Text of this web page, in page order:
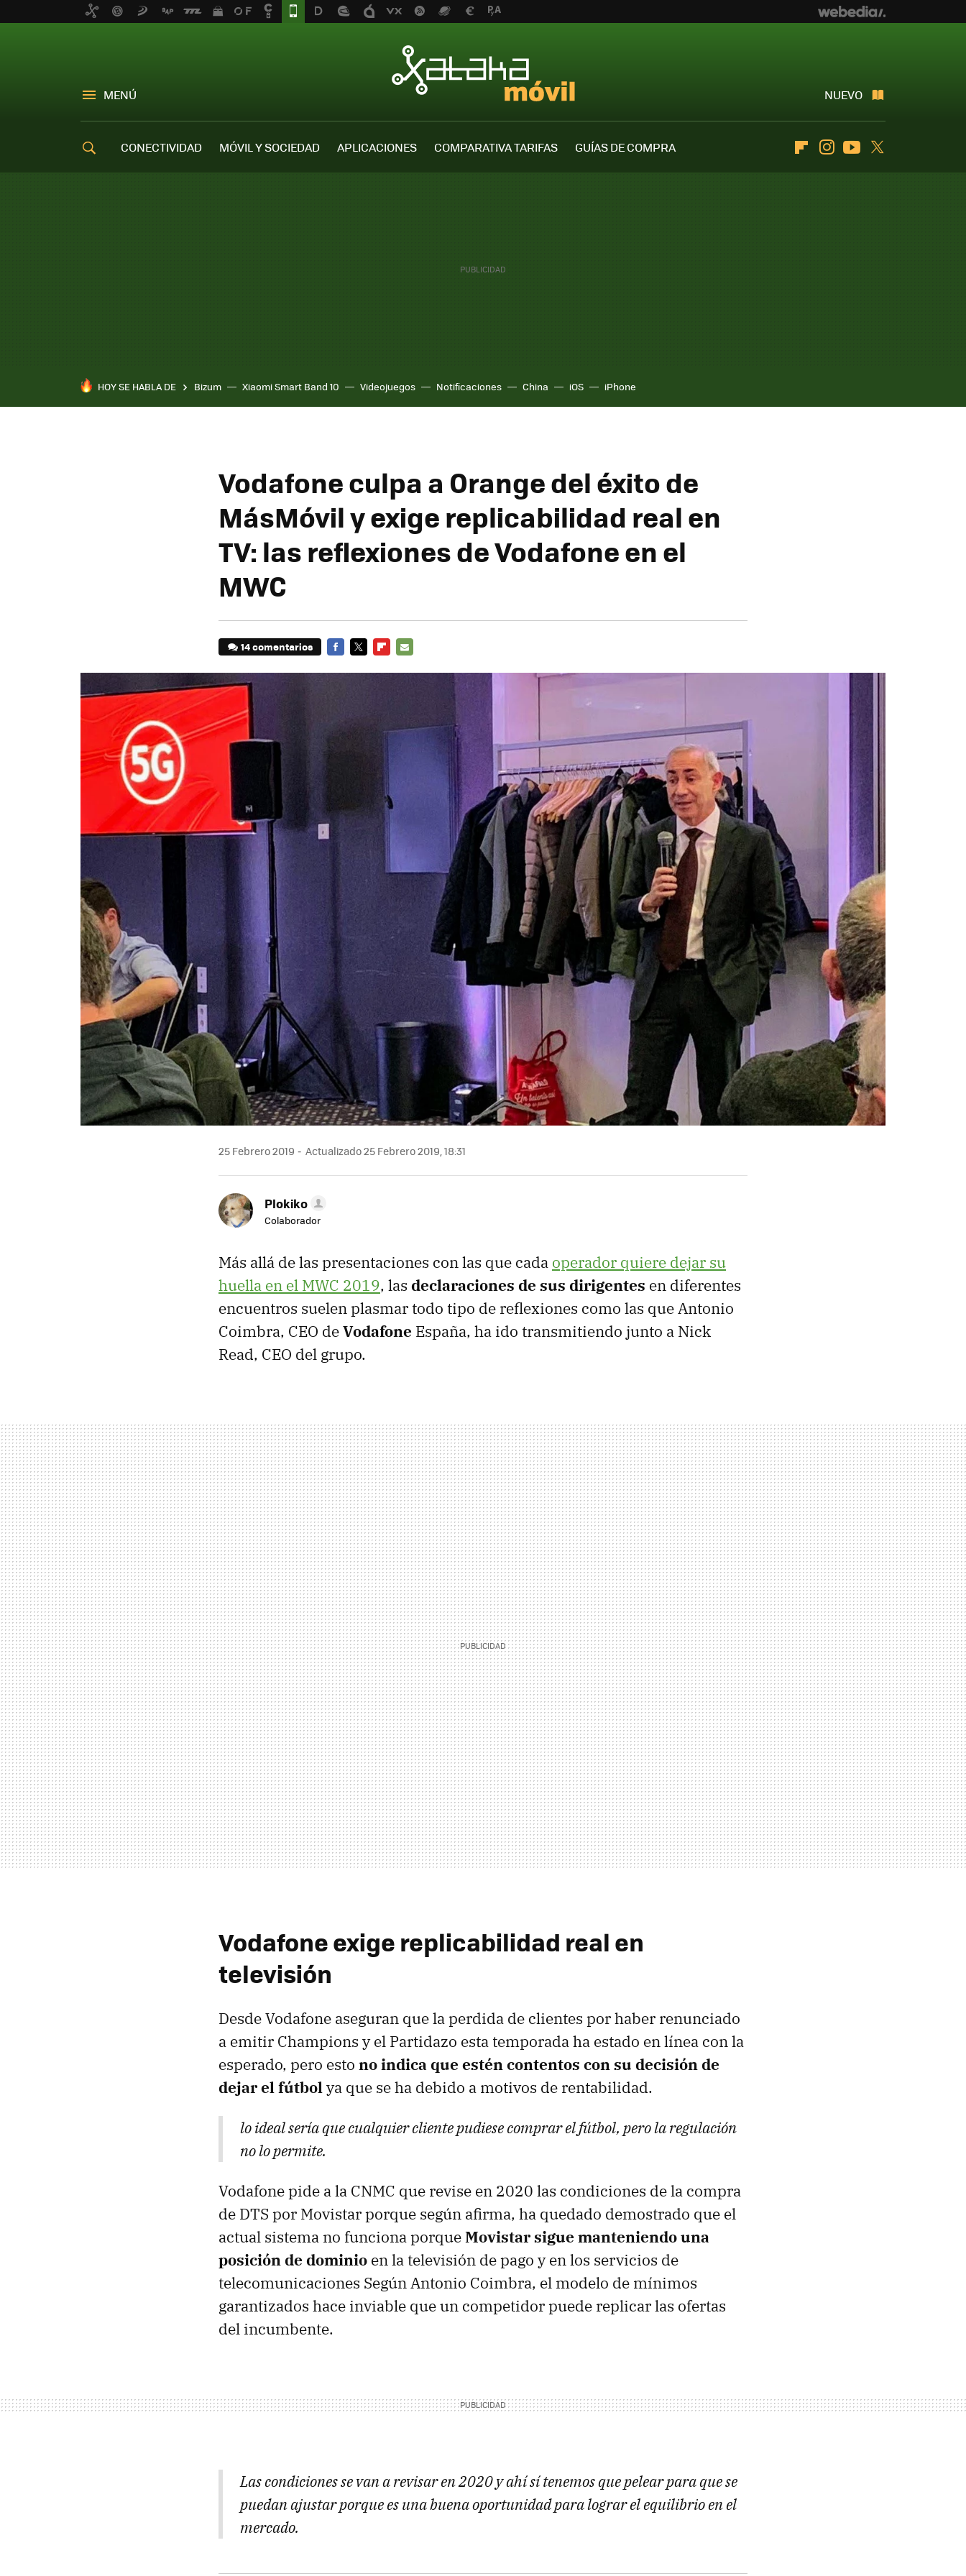
MENÚ NUEVO
CONECTIVIDAD MÓVIL Y SOCIEDAD APLICACIONES COMPARATIVA TARIFAS
GUÍAS DE COMPRA
FlipboardInstagramYoutube
HOY SE HABLA DE Bizum Xiaomi Smart Band 10 Videojuegos Notificaciones China iOS iPhone
Vodafone culpa a Orange del éxito de
MásMóvil y exige replicabilidad real en
TV: las reflexiones de Vodafone en el
MWC
14 comentarios
25 Febrero 2019 Actualizado 25 Febrero 2019, 18:31
Plokiko
Colaborador
Más allá de las presentaciones con las que cada operador quiere dejar su
huella en el MWC 2019, las declaraciones de sus dirigentes en diferentes
encuentros suelen plasmar todo tipo de reflexiones como las que Antonio
Coimbra, CEO deVodafone España, ha ido transmitiendo junto a Nick
Read, CEO del grupo.
Vodafone exige replicabilidad real en
televisión
Desde Vodafone aseguran que la perdida de clientes por haber renunciado
a emitir Champions y el Partidazo esta temporada ha estado en línea con la
esperado, pero esto no indica que estén contentos con su decisión de
dejar el fútbolya que se ha debido a motivos de rentabilidad.
lo ideal sería que cualquier cliente pudiese comprar el fútbol, pero la regulación
no lo permite.
Vodafone pide a la CNMC que revise en 2020 las condiciones de la compra
de DTS por Movistar porque según afirma, ha quedado demostrado que el
actual sistema no funciona porqueMovistar sigue manteniendo una
posición de dominio en la televisión de pago y en los servicios de
telecomunicaciones Según Antonio Coimbra, el modelo de mínimos
garantizados hace inviable que un competidor puede replicar las ofertas
del incumbente.
Las condiciones se van a revisar en 2020 y ahí sí tenemos que pelear para que se
puedan ajustar porque es una buena oportunidad para lograr el equilibrio en el
mercado.